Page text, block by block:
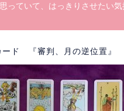
っていて、はっきりさせたい
ード 『審判、月の逆位置』